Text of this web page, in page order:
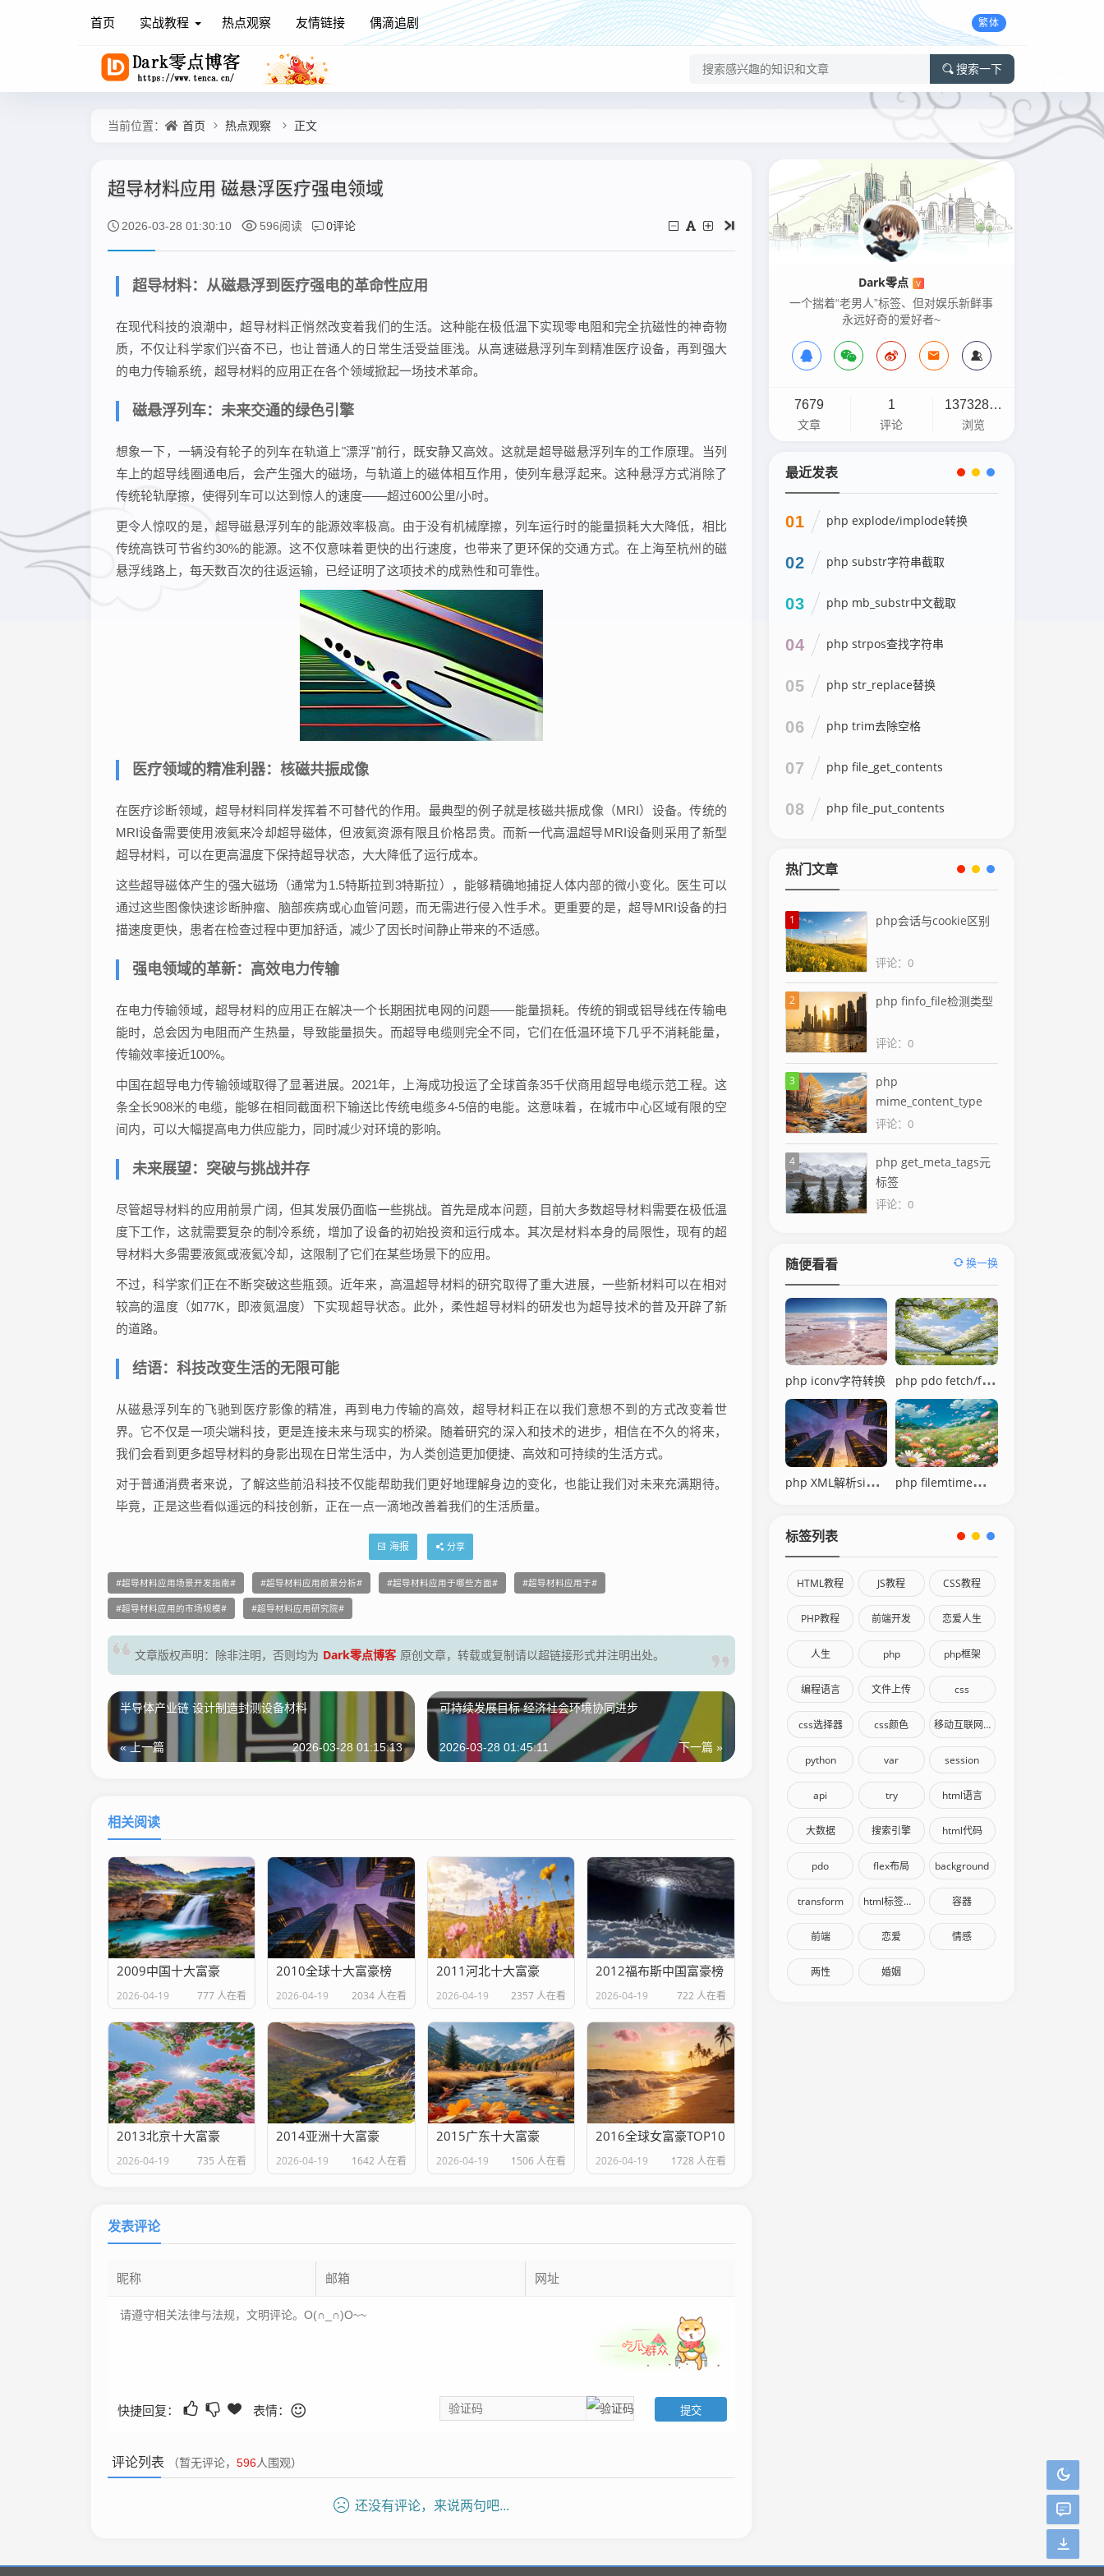
首页 实战教程 热点观察 友情链接 偶滴追剧 繁体
搜索一下
当前位置： 首页 热点观察 正文
超导材料应用 磁悬浮医疗强电领域
2026-03-28 01:30:10 596阅读 0评论
超导材料：从磁悬浮到医疗强电的革命性应用
在现代科技的浪潮中，超导材料正悄然改变着我们的生活。这种能在极低温下实现零电阻和完全抗磁性的神奇物
质，不仅让科学家们兴奋不已，也让普通人的日常生活受益匪浅。从高速磁悬浮列车到精准医疗设备，再到强大
的电力传输系统，超导材料的应用正在各个领域掀起一场技术革命。
磁悬浮列车：未来交通的绿色引擎
想象一下，一辆没有轮子的列车在轨道上"漂浮"前行，既安静又高效。这就是超导磁悬浮列车的工作原理。当列
车上的超导线圈通电后，会产生强大的磁场，与轨道上的磁体相互作用，使列车悬浮起来。这种悬浮方式消除了
传统轮轨摩擦，使得列车可以达到惊人的速度——超过600公里/小时。
更令人惊叹的是，超导磁悬浮列车的能源效率极高。由于没有机械摩擦，列车运行时的能量损耗大大降低，相比
传统高铁可节省约30%的能源。这不仅意味着更快的出行速度，也带来了更环保的交通方式。在上海至杭州的磁
悬浮线路上，每天数百次的往返运输，已经证明了这项技术的成熟性和可靠性。
医疗领域的精准利器：核磁共振成像
在医疗诊断领域，超导材料同样发挥着不可替代的作用。最典型的例子就是核磁共振成像（MRI）设备。传统的
MRI设备需要使用液氦来冷却超导磁体，但液氦资源有限且价格昂贵。而新一代高温超导MRI设备则采用了新型
超导材料，可以在更高温度下保持超导状态，大大降低了运行成本。
这些超导磁体产生的强大磁场（通常为1.5特斯拉到3特斯拉），能够精确地捕捉人体内部的微小变化。医生可以
通过这些图像快速诊断肿瘤、脑部疾病或心血管问题，而无需进行侵入性手术。更重要的是，超导MRI设备的扫
描速度更快，患者在检查过程中更加舒适，减少了因长时间静止带来的不适感。
强电领域的革新：高效电力传输
在电力传输领域，超导材料的应用正在解决一个长期困扰电网的问题——能量损耗。传统的铜或铝导线在传输电
能时，总会因为电阻而产生热量，导致能量损失。而超导电缆则完全不同，它们在低温环境下几乎不消耗能量，
传输效率接近100%。
中国在超导电力传输领域取得了显著进展。2021年，上海成功投运了全球首条35千伏商用超导电缆示范工程。这
条全长908米的电缆，能够在相同截面积下输送比传统电缆多4-5倍的电能。这意味着，在城市中心区域有限的空
间内，可以大幅提高电力供应能力，同时减少对环境的影响。
未来展望：突破与挑战并存
尽管超导材料的应用前景广阔，但其发展仍面临一些挑战。首先是成本问题，目前大多数超导材料需要在极低温
度下工作，这就需要复杂的制冷系统，增加了设备的初始投资和运行成本。其次是材料本身的局限性，现有的超
导材料大多需要液氮或液氦冷却，这限制了它们在某些场景下的应用。
不过，科学家们正在不断突破这些瓶颈。近年来，高温超导材料的研究取得了重大进展，一些新材料可以在相对
较高的温度（如77K，即液氮温度）下实现超导状态。此外，柔性超导材料的研发也为超导技术的普及开辟了新
的道路。
结语：科技改变生活的无限可能
从磁悬浮列车的飞驰到医疗影像的精准，再到电力传输的高效，超导材料正在以我们意想不到的方式改变着世
界。它不仅是一项尖端科技，更是连接未来与现实的桥梁。随着研究的深入和技术的进步，相信在不久的将来，
我们会看到更多超导材料的身影出现在日常生活中，为人类创造更加便捷、高效和可持续的生活方式。
对于普通消费者来说，了解这些前沿科技不仅能帮助我们更好地理解身边的变化，也能让我们对未来充满期待。
毕竟，正是这些看似遥远的科技创新，正在一点一滴地改善着我们的生活质量。
海报 分享
超导材料应用场景开发指南 超导材料应用前景分析 超导材料应用于哪些方面 超导材料应用于
超导材料应用的市场规模 超导材料应用研究院
文章版权声明：除非注明，否则均为 Dark零点博客 原创文章，转载或复制请以超链接形式并注明出处。
半导体产业链 设计制造封测设备材料
« 上一篇 2026-03-28 01:15:13
可持续发展目标 经济社会环境协同进步
下一篇 »
2026-03-28 01:45:11
相关阅读
2009中国十大富豪
2026-04-19 777 人在看
2010全球十大富豪榜
2026-04-19 2034 人在看
2011河北十大富豪
2026-04-19 2357 人在看
2012福布斯中国富豪榜
2026-04-19 722 人在看
2013北京十大富豪
2026-04-19 735 人在看
2014亚洲十大富豪
2026-04-19 1642 人在看
2015广东十大富豪
2026-04-19 1506 人在看
2016全球女富豪TOP10
2026-04-19 1728 人在看
发表评论
快捷回复： 表情：
评论列表 （暂无评论， 596人围观）
还没有评论，来说两句吧...
Dark零点 V
一个揣着“老男人”标签、但对娱乐新鲜事
永远好奇的爱好者~
7679
文章
1
评论
13732898
浏览
最近发表
01 php explode/implode转换
02 php substr字符串截取
03 php mb_substr中文截取
04 php strpos查找字符串
05 php str_replace替换
06 php trim去除空格
07 php file_get_contents
08 php file_put_contents
热门文章
1 php会话与cookie区别
评论：0
2 php finfo_file检测类型
评论：0
3
php
mime_content_type
评论：0
4
php get_meta_tags元
标签
评论：0
随便看看 换一换
php iconv字符转换 php pdo fetch/fetchAll
php XML解析simplexml php filemtime修改时间
标签列表
HTML教程 JS教程 CSS教程
PHP教程 前端开发 恋爱人生
人生 php php框架
编程语言 文件上传 css
css选择器 css颜色 移动互联网终端
python var session
api try html语言
大数据 搜索引擎 html代码
pdo flex布局 background
transform html标签语义化 容器
前端 恋爱 情感
两性 婚姻